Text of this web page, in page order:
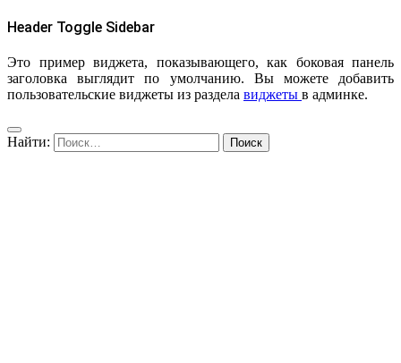
Header Toggle Sidebar
Это пример виджета, показывающего, как боковая панель
заголовка выглядит по умолчанию. Вы можете добавить
пользовательские виджеты из раздела виджеты в админке.
Найти: